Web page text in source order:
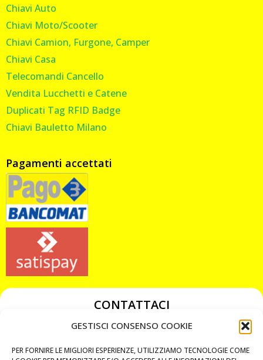
GESTISCI CONSENSO COOKIE
PER FORNIRE LE MIGLIORI ESPERIENZE, UTILIZZIAMO TECNOLOGIE COME
Chiavi Auto
Chiavi Moto/Scooter
Chiavi Camion, Furgone, Camper
Chiavi Casa
Telecomandi Cancello
Vendita Lucchetti e Catene
Duplicati Tag RFID Badge
Chiavi Bauletto Milano
Pagamenti accettati
CONTATTACI
349 3863811